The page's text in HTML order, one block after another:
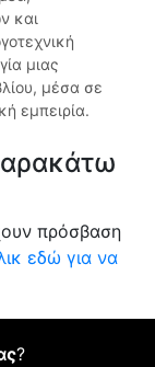
και
μιας
μέσα σε
εμπειρία.
πρόσβαση
εδώ για να
?